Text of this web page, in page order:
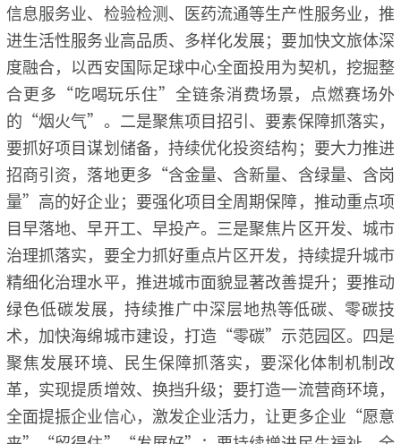
信息服务业、检验检测、医药流通等生产性服务业，推
进生活性服务业高品质、多样化发展；要加快文旅体深
度融合，以西安国际足球中心全面投用为契机，挖掘整
合更多“吃喝玩乐住”全链条消费场景，点燃赛场外
的“烟火气”。二是聚焦项目招引、要素保障抓落实，
要抓好项目谋划储备，持续优化投资结构；要大力推进
招商引资，落地更多“含金量、含新量、含绿量、含岗
量”高的好企业；要强化项目全周期保障，推动重点项
目早落地、早开工、早投产。三是聚焦片区开发、城市
治理抓落实，要全力抓好重点片区开发，持续提升城市
精细化治理水平，推进城市面貌显著改善提升；要推动
绿色低碳发展，持续推广中深层地热等低碳、零碳技
术，加快海绵城市建设，打造“零碳”示范园区。四是
聚焦发展环境、民生保障抓落实，要深化体制机制改
革，实现提质增效、换挡升级；要打造一流营商环境，
全面提振企业信心，激发企业活力，让更多企业“愿意